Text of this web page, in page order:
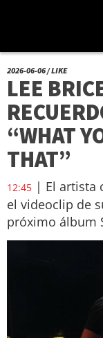
2026-06-06 / LIKE
LEE
“WHAT
THAT”
12:45 | El artista
el videoclip de
próximo álbum